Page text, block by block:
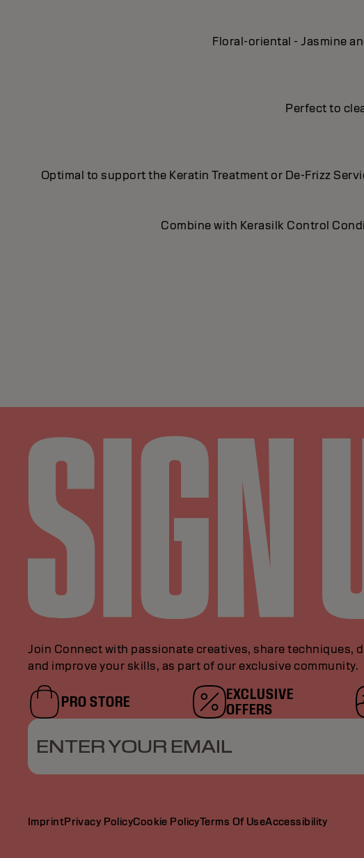
Floral-oriental - Jasmine
Perfect to
Optimal to support the Keratin Treatment or De-Frizz
Combine with Kerasilk Control
Join Connect with passionate creatives, share techniques,
and improve your skills, as part of our exclusive community.
PRO STORE
EXCLUSIVE
OFFERS
ENTER YOUR EMAIL
ImprintPrivacy PolicyCookie PolicyTerms Of UseAccessibility